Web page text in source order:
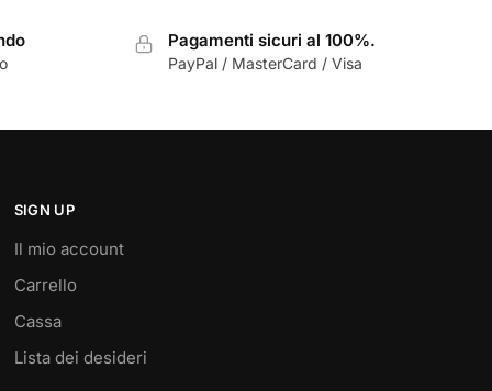
Pagamenti sicuri al 100%.
PayPal / MasterCard / Visa
SIGN UP
Il mio account
Carrello
Cassa
Lista dei desideri